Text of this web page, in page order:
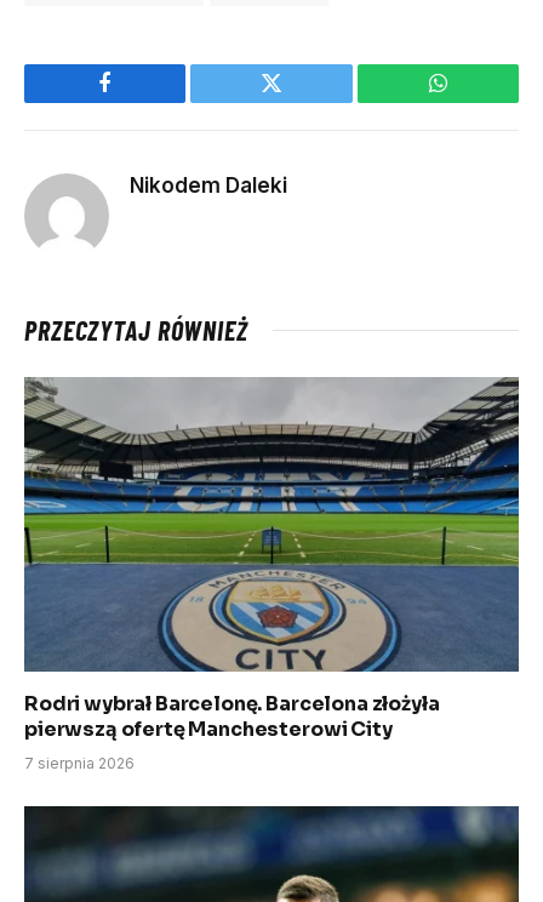
Facebook Twitter WhatsApp
Nikodem Daleki
PRZECZYTAJ RÓWNIEŻ
Rodri wybrał Barcelonę. Barcelona złożyła
pierwszą ofertę Manchesterowi City
7 sierpnia 2026